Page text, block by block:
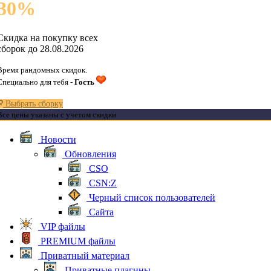
%
на покупку всех
до 28.08.2026
рандомных скидок.
для тебя - Гость
Выбрать сборку
цены указаны с учетом скидки
Новости
Обновления
CSO
CSN:Z
Черный список пользователей
Сайта
VIP файлы
PREMIUM файлы
Приватный материал